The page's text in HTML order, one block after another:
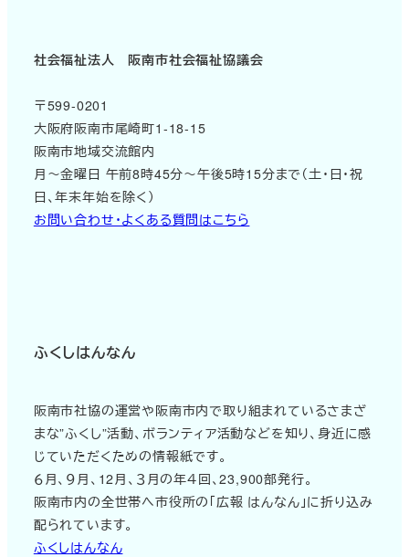
社会福祉法人 阪南市社会福祉協議会
〒599-0201
大阪府阪南市尾崎町1-18-15
阪南市地域交流館内
月～金曜日 午前8時45分～午後5時15分まで（土・日・祝
日、年末年始を除く）
お問い合わせ・よくある質問はこちら
ふくしはんなん
阪南市社協の運営や阪南市内で取り組まれているさまざ
まな”ふくし”活動、ボランティア活動などを知り、身近に感
じていただくための情報紙です。
６月、９月、12月、３月の年４回、23,900部発行。
阪南市内の全世帯へ市役所の「広報 はんなん」に折り込み
配られています。
ふくしはんなん